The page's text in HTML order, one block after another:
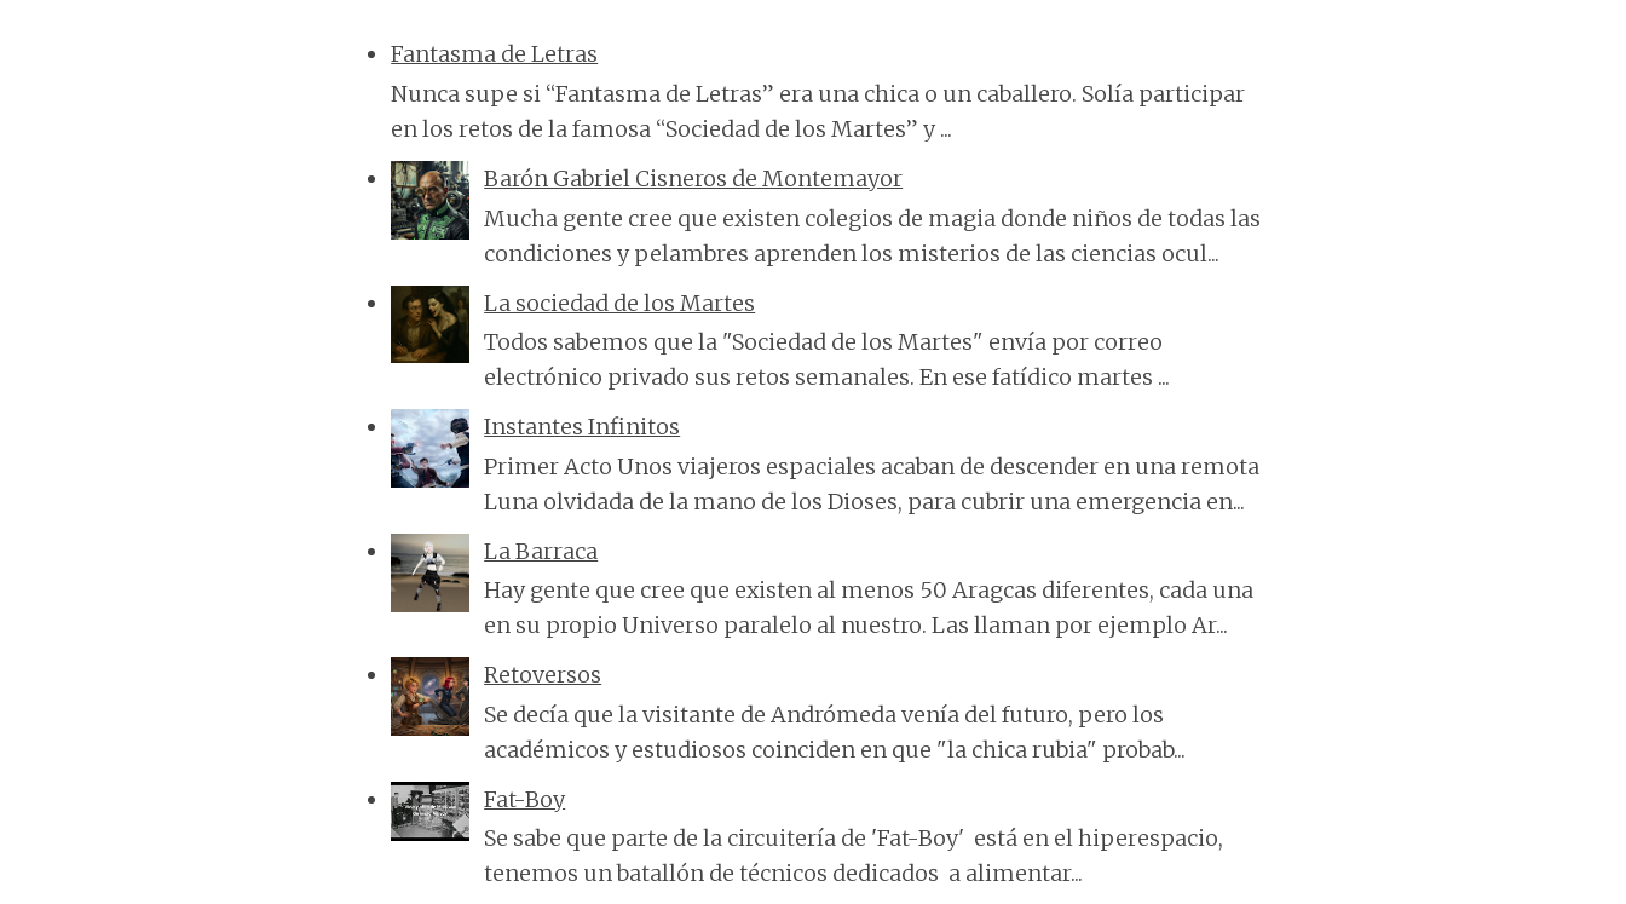
Fantasma de Letras
Nunca supe si “Fantasma de Letras” era una chica o un caballero. Solía participar
en los retos de la famosa “Sociedad de los Martes” y ...
Barón Gabriel Cisneros de Montemayor
Mucha gente cree que existen colegios de magia donde niños de todas las
condiciones y pelambres aprenden los misterios de las ciencias ocul...
La sociedad de los Martes
Todos sabemos que la "Sociedad de los Martes" envía por correo
electrónico privado sus retos semanales. En ese fatídico martes ...
Instantes Infinitos
Primer Acto Unos viajeros espaciales acaban de descender en una remota
Luna olvidada de la mano de los Dioses, para cubrir una emergencia en...
La Barraca
Hay gente que cree que existen al menos 50 Aragcas diferentes, cada una
en su propio Universo paralelo al nuestro. Las llaman por ejemplo Ar...
Retoversos
Se decía que la visitante de Andrómeda venía del futuro, pero los
académicos y estudiosos coinciden en que "la chica rubia" probab...
Fat-Boy
Se sabe que parte de la circuitería de 'Fat-Boy' está en el hiperespacio,
tenemos un batallón de técnicos dedicados a alimentar...